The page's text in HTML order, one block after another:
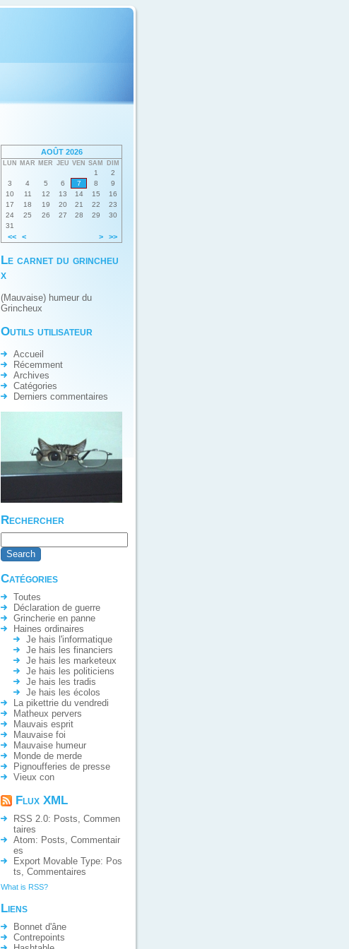
AOÛT 2026
LUN MAR MER JEU VEN SAM DIM
1
2
3
4 5 6 7 8
9
10
11 12 13 14 15
16
17
18 19 20 21 22
23
24
25 26 27 28 29
30
31
<< < > >>
Le carnet du grincheu
x
(Mauvaise) humeur du
Grincheux
Outils utilisateur
Accueil
Récemment
Archives
Catégories
Derniers commentaires
Rechercher
Catégories
Toutes
Déclaration de guerre
Grincherie en panne
Haines ordinaires
Je hais l'informatique
Je hais les financiers
Je hais les marketeux
Je hais les politiciens
Je hais les tradis
Je hais les écolos
La pikettrie du vendredi
Matheux pervers
Mauvais esprit
Mauvaise foi
Mauvaise humeur
Monde de merde
Pignoufferies de presse
Vieux con
Flux XML
RSS 2.0: Posts Commen
taires
Atom: Posts Commentair
es
Export Movable Type: Pos
ts Commentaires
What is RSS?
Liens
Bonnet d'âne
Contrepoints